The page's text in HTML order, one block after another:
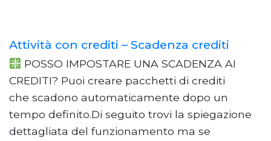
Attività con crediti – Scadenza crediti
POSSO IMPOSTARE UNA SCADENZA AI
CREDITI? Puoi creare pacchetti di crediti
che scadono automaticamente dopo un
tempo definito.Di seguito trovi la spiegazione
dettagliata del funzionamento ma se